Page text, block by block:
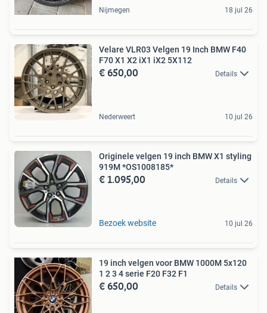
Nijmegen 18 jul 26
Velare VLR03 Velgen 19 Inch BMW F40
F70 X1 X2 iX1 iX2 5X112
€ 650,00 Details
Nederweert 10 jul 26
Originele velgen 19 inch BMW X1 styling
919M *OS1008185*
€ 1.095,00 Details
Bezoek website 10 jul 26
19 inch velgen voor BMW 1000M 5x120
1 2 3 4 serie F20 F32 F1
€ 650,00 Details